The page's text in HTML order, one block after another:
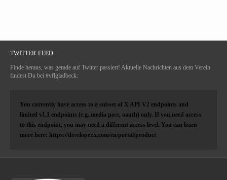
TWITTER-FEED
Finde heraus, was gerade auf Twitter passiert! Aktuelle Nachrichten aus dem Verein
findest Du bei #vflgladbeck:
You currently have access to a subset of X API V2 endpoints and
limited v1.1 endpoints (e.g. media post, oauth) only. If you need access
to this endpoint, you may need a different access level. You can learn
more here: https://developer.x.com/en/portal/product